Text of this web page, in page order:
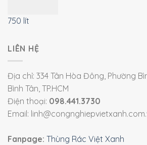
750 lít
LIÊN HỆ
Địa chỉ: 334 Tân Hòa Đông, Phường
Bình Tân, TP.HCM
Điện thoại: 098.441.3730
Email:
Fanpage: Thùng Rác Việt Xanh